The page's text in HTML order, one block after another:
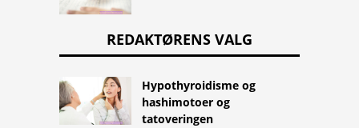
REDAKTØRENS VALG
Hypothyroidisme og
hashimotoer og
tatoveringen